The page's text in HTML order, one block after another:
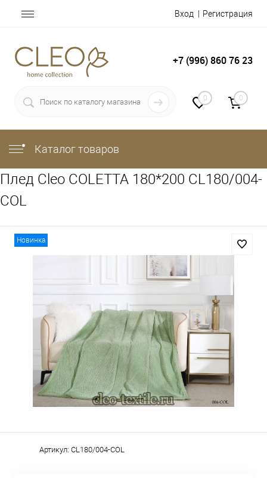
Вход Регистрация
+7 (996) 860 76 23
0 0
Каталог товаров
Плед Cleo COLETTA 180*200 CL180/004-
COL
Новинка
Артикул: CL180/004-COL